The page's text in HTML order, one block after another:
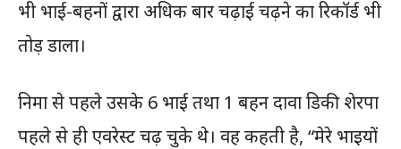
भी भाई-बहनों द्वारा अधिक बार चढ़ाई चढ़ने का रिकॉर्ड भी
तोड़ डाला।
निमा से पहले उसके 6 भाई तथा 1 बहन दावा डिकी शेरपा
पहले से ही एवरेस्ट चढ़ चुके थे। वह कहती है, “मेरे भाइयों